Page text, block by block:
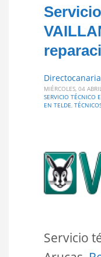
MIÉRCOLES, 04
SERVICIO TÉCNICO
EN TELDE
Servicio